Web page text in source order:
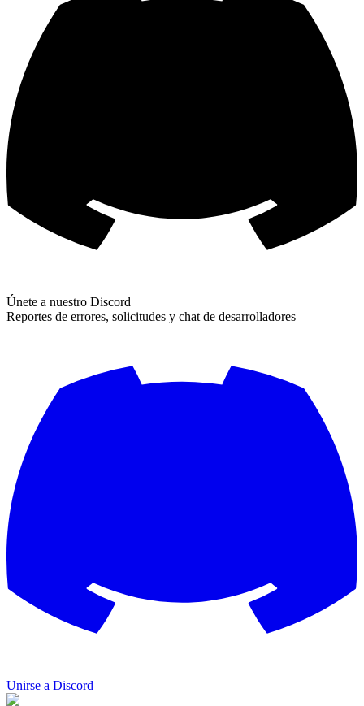
Únete a nuestro Discord
Reportes de errores, solicitudes y chat de desarrolladores
Unirse a Discord